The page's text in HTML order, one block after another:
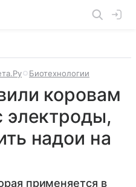
Биотехнологии
коровам
электроды,
надои на
применяется в